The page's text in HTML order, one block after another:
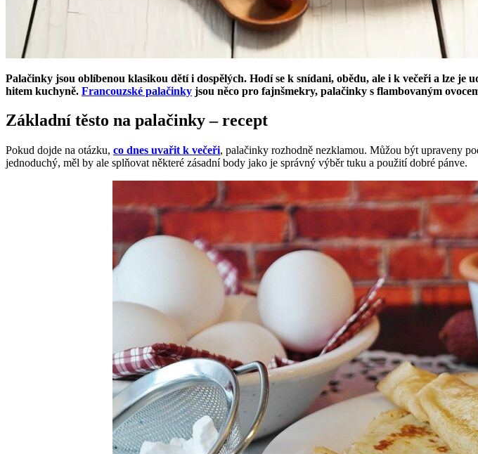
Palačinky jsou oblíbenou klasikou dětí i dospělých. Hodí se k snídani, obědu, ale i k večeři a lze
hitem kuchyně. Francouzské palačinky jsou něco pro fajnšmekry, palačinky s flambovaným
Základní těsto na palačinky – recept
Pokud dojde na otázku, co dnes uvařit k večeři, palačinky rozhodně nezklamou. Můžou být upraveny
jednoduchý, měl by ale splňovat některé zásadní body jako je správný výběr tuku a použití dobré pánve.